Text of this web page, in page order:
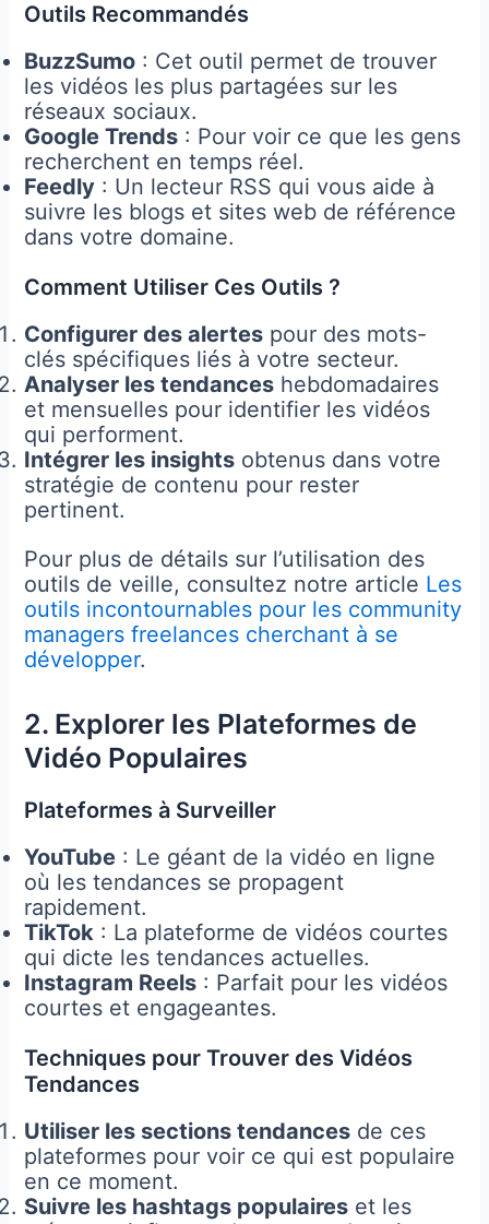
Outils Recommandés
BuzzSumo : Cet outil permet de trouver
les vidéos les plus partagées sur les
réseaux sociaux.
Google Trends : Pour voir ce que les gens
recherchent en temps réel.
Feedly : Un lecteur RSS qui vous aide à
suivre les blogs et sites web de référence
dans votre domaine.
Comment Utiliser Ces Outils ?
Configurer des alertes pour des mots-
clés spécifiques liés à votre secteur.
Analyser les tendances hebdomadaires
et mensuelles pour identifier les vidéos
qui performent.
Intégrer les insights obtenus dans votre
stratégie de contenu pour rester
pertinent.
Pour plus de détails sur l’utilisation des
outils de veille, consultez notre article Les
outils incontournables pour les community
managers freelances cherchant à se
développer.
2. Explorer les Plateformes de
Vidéo Populaires
Plateformes à Surveiller
YouTube : Le géant de la vidéo en ligne
où les tendances se propagent
rapidement.
TikTok : La plateforme de vidéos courtes
qui dicte les tendances actuelles.
Instagram Reels : Parfait pour les vidéos
courtes et engageantes.
Techniques pour Trouver des Vidéos
Tendances
Utiliser les sections tendances de ces
plateformes pour voir ce qui est populaire
en ce moment.
Suivre les hashtags populaires et les